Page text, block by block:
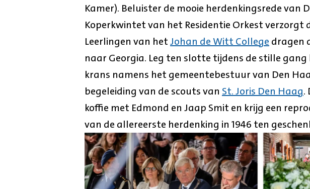
Kamer). Beluister de mooie herdenkingsrede van
Koperkwintet van het Residentie Orkest verzorgt
Leerlingen van hetJohan de Witt College dragen
naar Georgia. Leg ten slotte tijdens de stille gang
krans namens het gemeentebestuur van Den
begeleiding van de scouts van St. Joris Den Haag.
koffie met Edmond en Jaap Smit en krijg een
van de allereerste herdenking in 1946 ten